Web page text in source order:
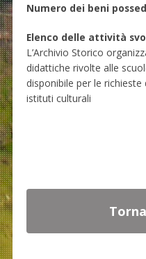
Numero dei beni
Elenco delle attività
L’Archivio Storico
didattiche rivolte alle
disponibile per le
istituti culturali